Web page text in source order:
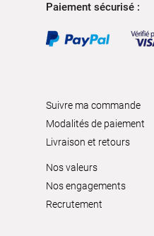
Paiement sécurisé :
Suivre ma commande
Modalités de paiement
Livraison et retours
Nos valeurs
Nos engagements
Recrutement